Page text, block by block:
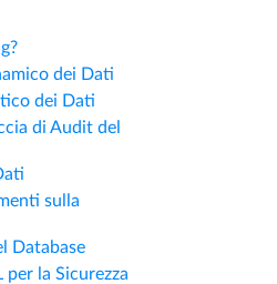
dei Dati
dei Dati
di Audit del
sulla
Database
la Sicurezza